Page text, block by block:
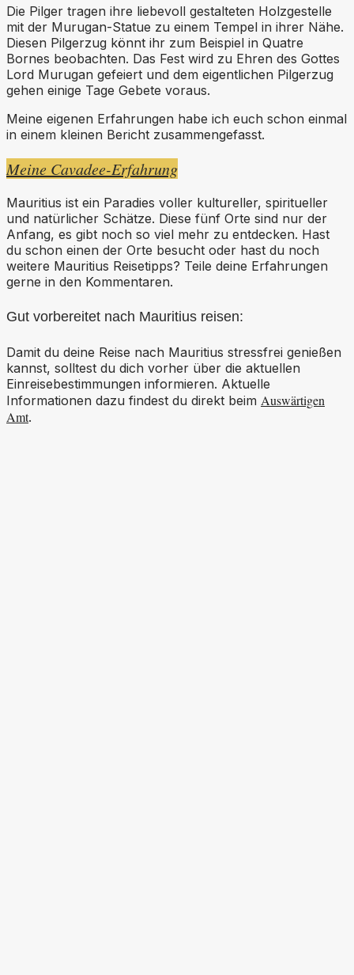
Die Pilger tragen ihre liebevoll gestalteten Holzgestelle
mit der Murugan-Statue zu einem Tempel in ihrer Nähe.
Diesen Pilgerzug könnt ihr zum Beispiel in Quatre
Bornes beobachten. Das Fest wird zu Ehren des Gottes
Lord Murugan gefeiert und dem eigentlichen Pilgerzug
gehen einige Tage Gebete voraus.
Meine eigenen Erfahrungen habe ich euch schon einmal
in einem kleinen Bericht zusammengefasst.
Meine Cavadee-Erfahrung
Mauritius ist ein Paradies voller kultureller, spiritueller
und natürlicher Schätze. Diese fünf Orte sind nur der
Anfang, es gibt noch so viel mehr zu entdecken. Hast
du schon einen der Orte besucht oder hast du noch
weitere Mauritius Reisetipps? Teile deine Erfahrungen
gerne in den Kommentaren.
Gut vorbereitet nach Mauritius reisen:
Damit du deine Reise nach Mauritius stressfrei genießen
kannst, solltest du dich vorher über die aktuellen
Einreisebestimmungen informieren. Aktuelle
Informationen dazu findest du direkt beim Auswärtigen
Amt.